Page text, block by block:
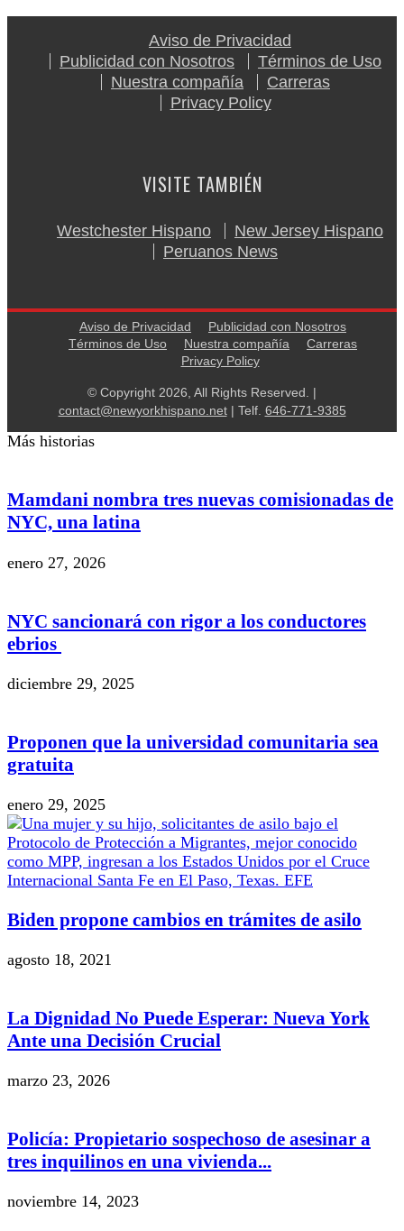
Aviso de Privacidad
Publicidad con Nosotros
Términos de Uso
Nuestra compañía
Carreras
Privacy Policy
VISITE TAMBIÉN
Westchester Hispano
New Jersey Hispano
Peruanos News
Aviso de Privacidad
Publicidad con Nosotros
Términos de Uso
Nuestra compañía
Carreras
Privacy Policy
© Copyright 2026, All Rights Reserved. |
contact@newyorkhispano.net| Telf. 646-771-9385
Más historias
Mamdani nombra tres nuevas comisionadas de
NYC, una latina
enero 27, 2026
NYC sancionará con rigor a los conductores
ebrios
diciembre 29, 2025
Proponen que la universidad comunitaria sea
gratuita
enero 29, 2025
Biden propone cambios en trámites de asilo
agosto 18, 2021
La Dignidad No Puede Esperar: Nueva York
Ante una Decisión Crucial
marzo 23, 2026
Policía: Propietario sospechoso de asesinar a
tres inquilinos en una vivienda...
noviembre 14, 2023